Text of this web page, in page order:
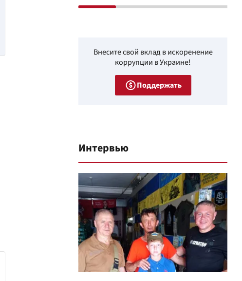
Внесите свой вклад в искоренение
коррупции в Украине!
Поддержать
Интервью